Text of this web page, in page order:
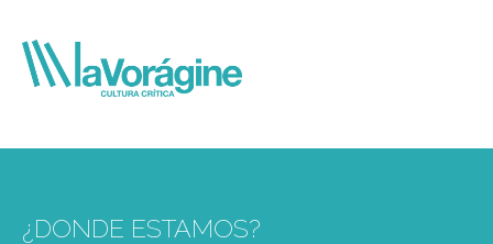
¿DONDE ESTAMOS?